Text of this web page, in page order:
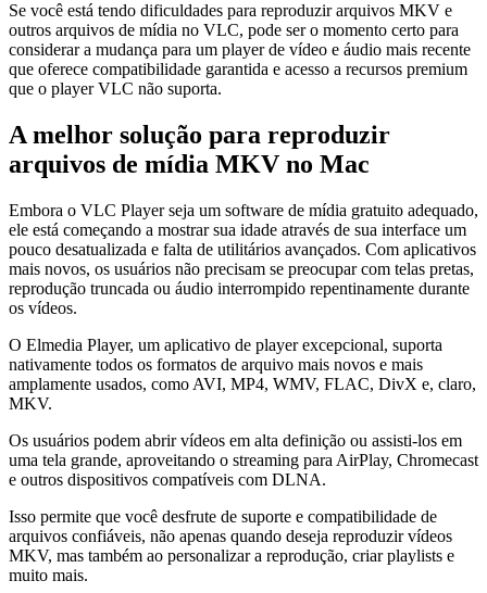
Se você está tendo dificuldades para reproduzir arquivos MKV e
outros arquivos de mídia no VLC, pode ser o momento certo para
considerar a mudança para um player de vídeo e áudio mais recente
que oferece compatibilidade garantida e acesso a recursos premium
que o player VLC não suporta.
A melhor solução para reproduzir
arquivos de mídia MKV no Mac
Embora o VLC Player seja um software de mídia gratuito adequado,
ele está começando a mostrar sua idade através de sua interface um
pouco desatualizada e falta de utilitários avançados. Com aplicativos
mais novos, os usuários não precisam se preocupar com telas pretas,
reprodução truncada ou áudio interrompido repentinamente durante
os vídeos.
O Elmedia Player, um aplicativo de player excepcional, suporta
nativamente todos os formatos de arquivo mais novos e mais
amplamente usados, como AVI, MP4, WMV, FLAC, DivX e, claro,
MKV.
Os usuários podem abrir vídeos em alta definição ou assisti-los em
uma tela grande, aproveitando o streaming para AirPlay, Chromecast
e outros dispositivos compatíveis com DLNA.
Isso permite que você desfrute de suporte e compatibilidade de
arquivos confiáveis, não apenas quando deseja reproduzir vídeos
MKV, mas também ao personalizar a reprodução, criar playlists e
muito mais.